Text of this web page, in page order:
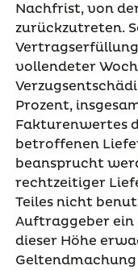
Nachfrist, von
zurückzutreten.
vollendeter
Prozent,
Fakturenwertes
betroffenen
beansprucht
rechtzeitiger
Teiles nicht
Auftraggeber ein
dieser Höhe